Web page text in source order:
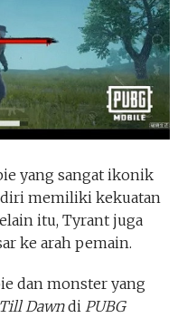
yang sangat ikonik
memiliki kekuatan
itu, Tyrant juga
ke arah pemain.
dan monster yang
Dawndi PUBG